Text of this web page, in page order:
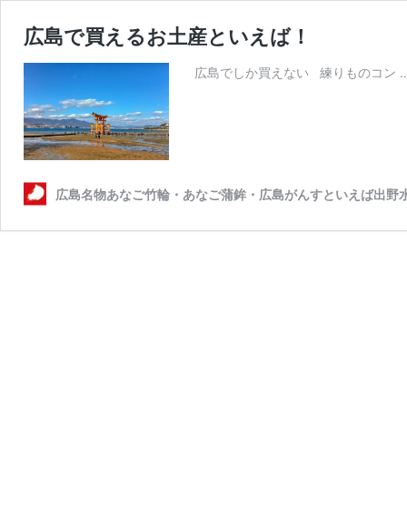
広島で買えるお土産といえば！
広島でしか買えない 練りものコン
広島名物あなご竹輪・あなご蒲鉾・広島がんすといえば出野